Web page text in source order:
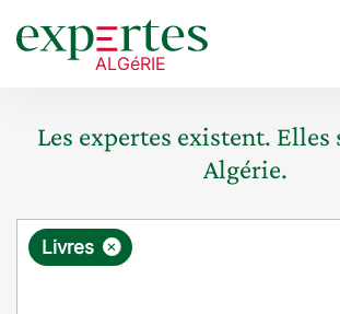
Les expertes existent. Elles
Algérie.
R
×
Livres